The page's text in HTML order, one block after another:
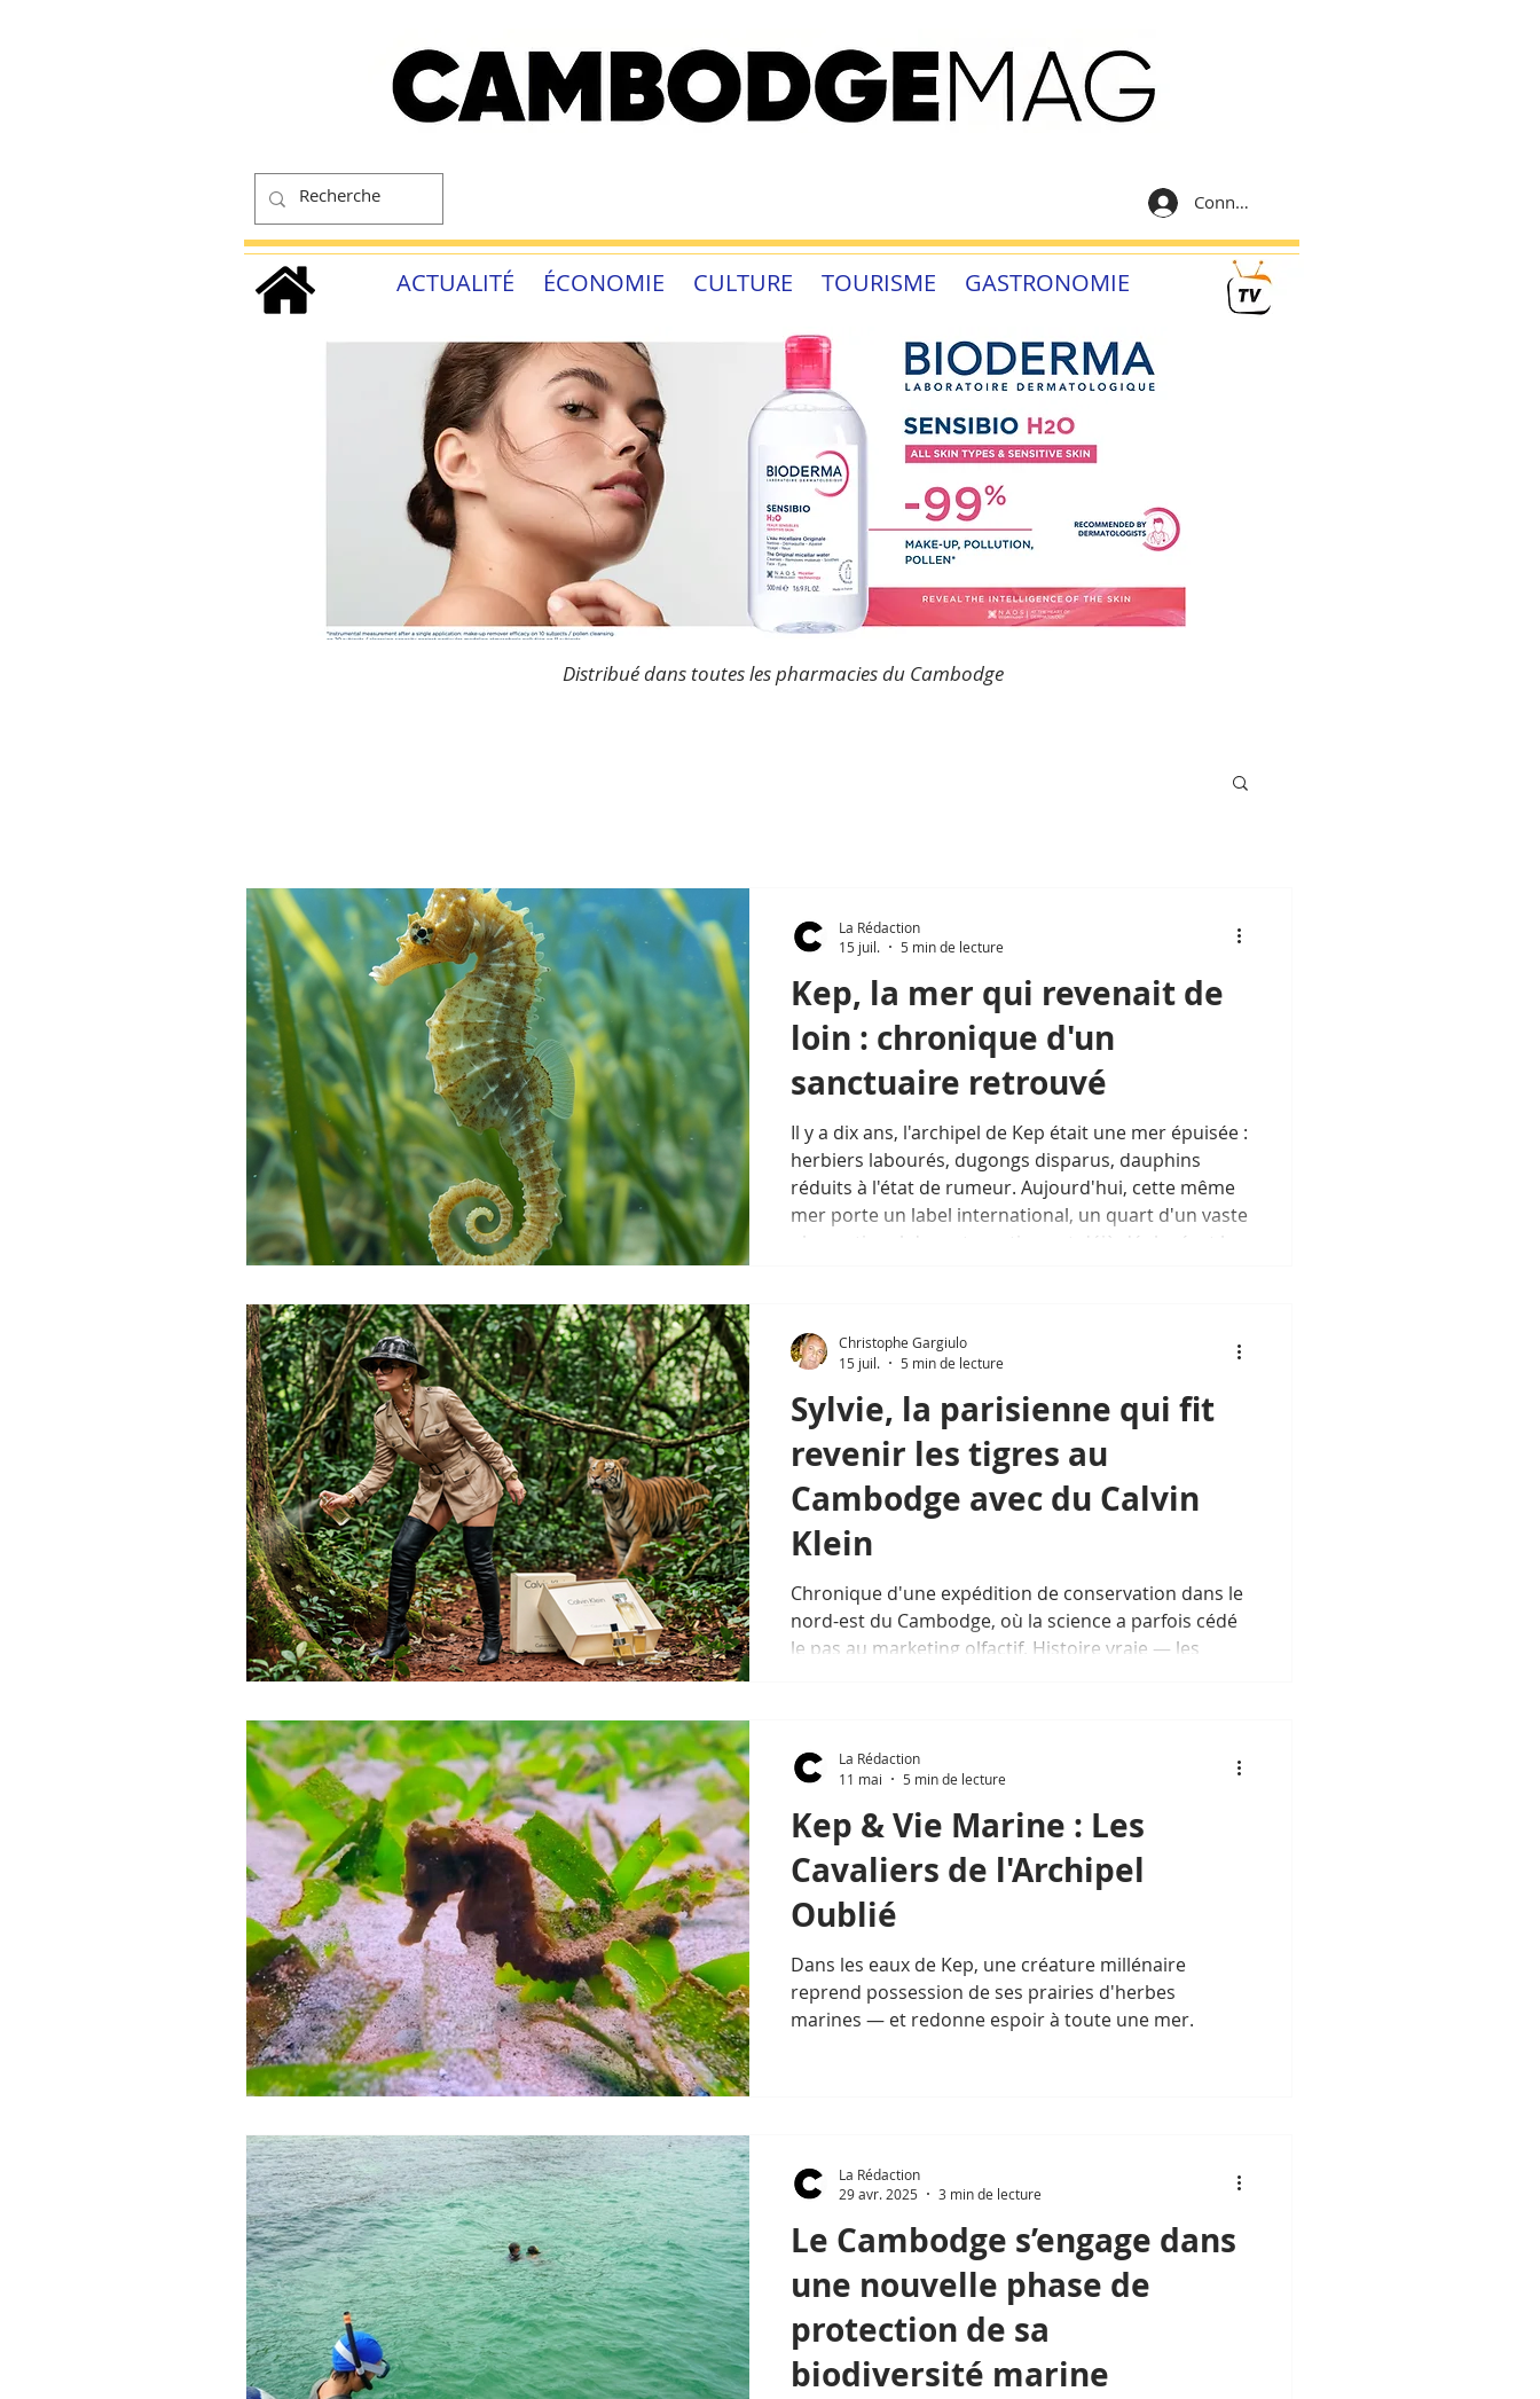
Connexion
ACTUALITÉ ÉCONOMIE CULTURE TOURISME GASTRONOMIE
Distribué dans toutes les pharmacies du Cambodge
Kep, la mer qui revenait de
loin : chronique d'un
sanctuaire retrouvé
Il y a dix ans, l'archipel de Kep était une mer épuisée :
herbiers labourés, dugongs disparus, dauphins
réduits à l'état de rumeur. Aujourd'hui, cette même
mer porte un label international, un quart d'un vaste
plan national de restauration est déjà déployé, et les
du golfe l'une des plus belles réussites de
conservation marine d'Asie
La Rédaction
15 juil.
5 min de lecture
Sylvie, la parisienne qui fit
revenir les tigres au
Cambodge avec du Calvin
Klein
Chronique d'une expédition de conservation dans le
nord-est du Cambodge, où la science a parfois cédé
le pas au marketing olfactif. Histoire vraie — les
Christophe Gargiulo
15 juil.
5 min de lecture
Kep & Vie Marine : Les
Cavaliers de l'Archipel
Oublié
Dans les eaux de Kep, une créature millénaire
reprend possession de ses prairies d'herbes
marines — et redonne espoir à toute une mer.
La Rédaction
11 mai
5 min de lecture
Le Cambodge s’engage dans
une nouvelle phase de
protection de sa
biodiversité marine
La Rédaction
29 avr. 2025
3 min de lecture